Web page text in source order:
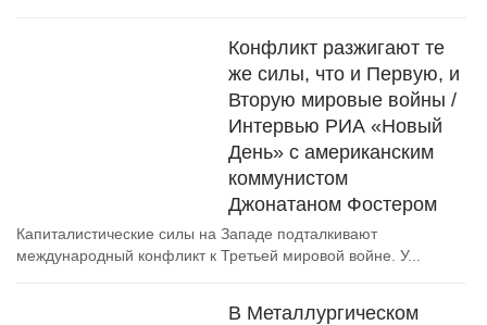
Конфликт разжигают те
же силы, что и Первую, и
Вторую мировые войны /
Интервью РИА «Новый
День» с американским
коммунистом
Джонатаном Фостером
Капиталистические силы на Западе подталкивают
международный конфликт к Третьей мировой войне. У...
В Металлургическом